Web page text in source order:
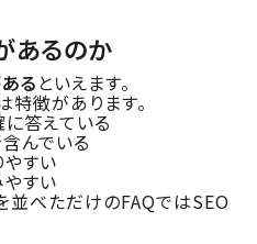
あるのか
る といえます。
特徴があります。
答えている
んでいる
すい
すい
並べただけのFAQではSEO